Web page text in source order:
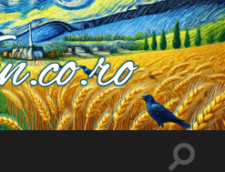
Kuncoro++
Toggle